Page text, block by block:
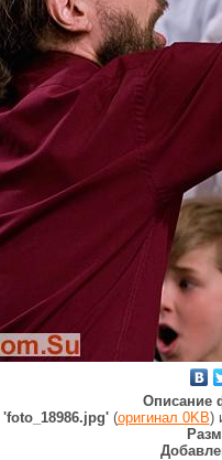
Описание
'foto_18986.jpg'(оригинал 0KB)